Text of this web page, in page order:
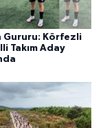
Gururu: Körfezli
Takım Aday